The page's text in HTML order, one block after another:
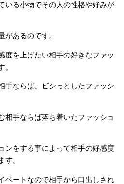
いる小物でその人の性格や好みが
があるのです。
度を上げたい相手の好きなファッ
。
手ならば、ビシっとしたファッシ
相手ならば落ち着いたファッショ
ンをする事によって相手の好感度
す。
ベートなので相手から口出しされ